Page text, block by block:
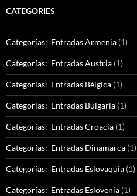
CATEGORIES
Categorías: Entradas Armenia (1)
Categorías: Entradas Austria (1)
Categorías: Entradas Bélgica (1)
Categorías: Entradas Bulgaria (1)
Categorías: Entradas Croacia (1)
Categorías: Entradas Dinamarca (1)
Categorías: Entradas Eslovaquia (1)
Categorías: Entradas Eslovenia (1)